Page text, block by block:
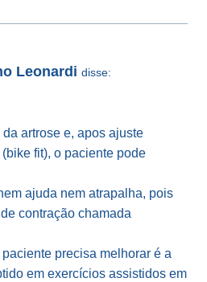
Leonardi disse:
artrose e, apos ajuste
fit), o paciente pode
ajuda nem atrapalha, pois
contração chamada
precisa melhorar é a
em exercícios assistidos em